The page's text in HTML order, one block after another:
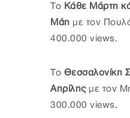
Το Κάθε Μάρτη
Μάη με τον
400.000 views.
Το Θεσσαλονίκη
Απρίληςμε τον
300.000 views.